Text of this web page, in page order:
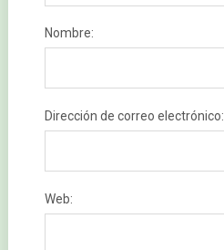
Nombre:
Dirección de correo electrónico:
Web: